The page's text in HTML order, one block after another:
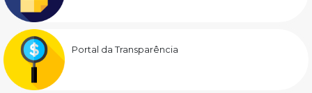
Portal da Transparência